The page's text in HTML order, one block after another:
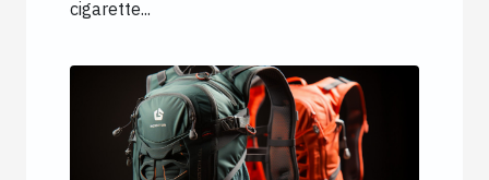
cigarette...